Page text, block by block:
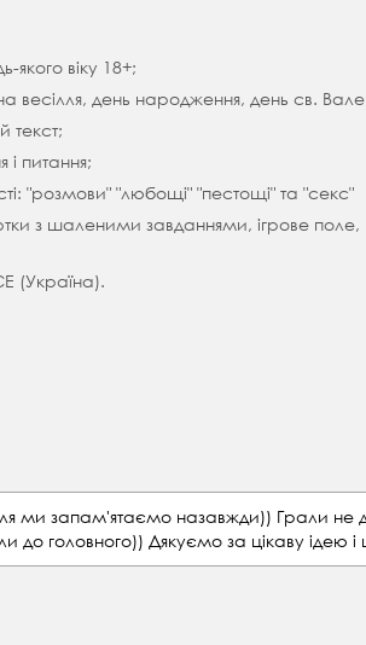
якого віку 18+;
весілля, день народження, день св.
текст;
і питання;
"розмови" "любощі" "пестощі" та "секс"
з шаленими завданнями, ігрове
(Україна).
ми запам'ятаємо назавжди)) Грали не
до головного)) Дякуємо за цікаву ідею і